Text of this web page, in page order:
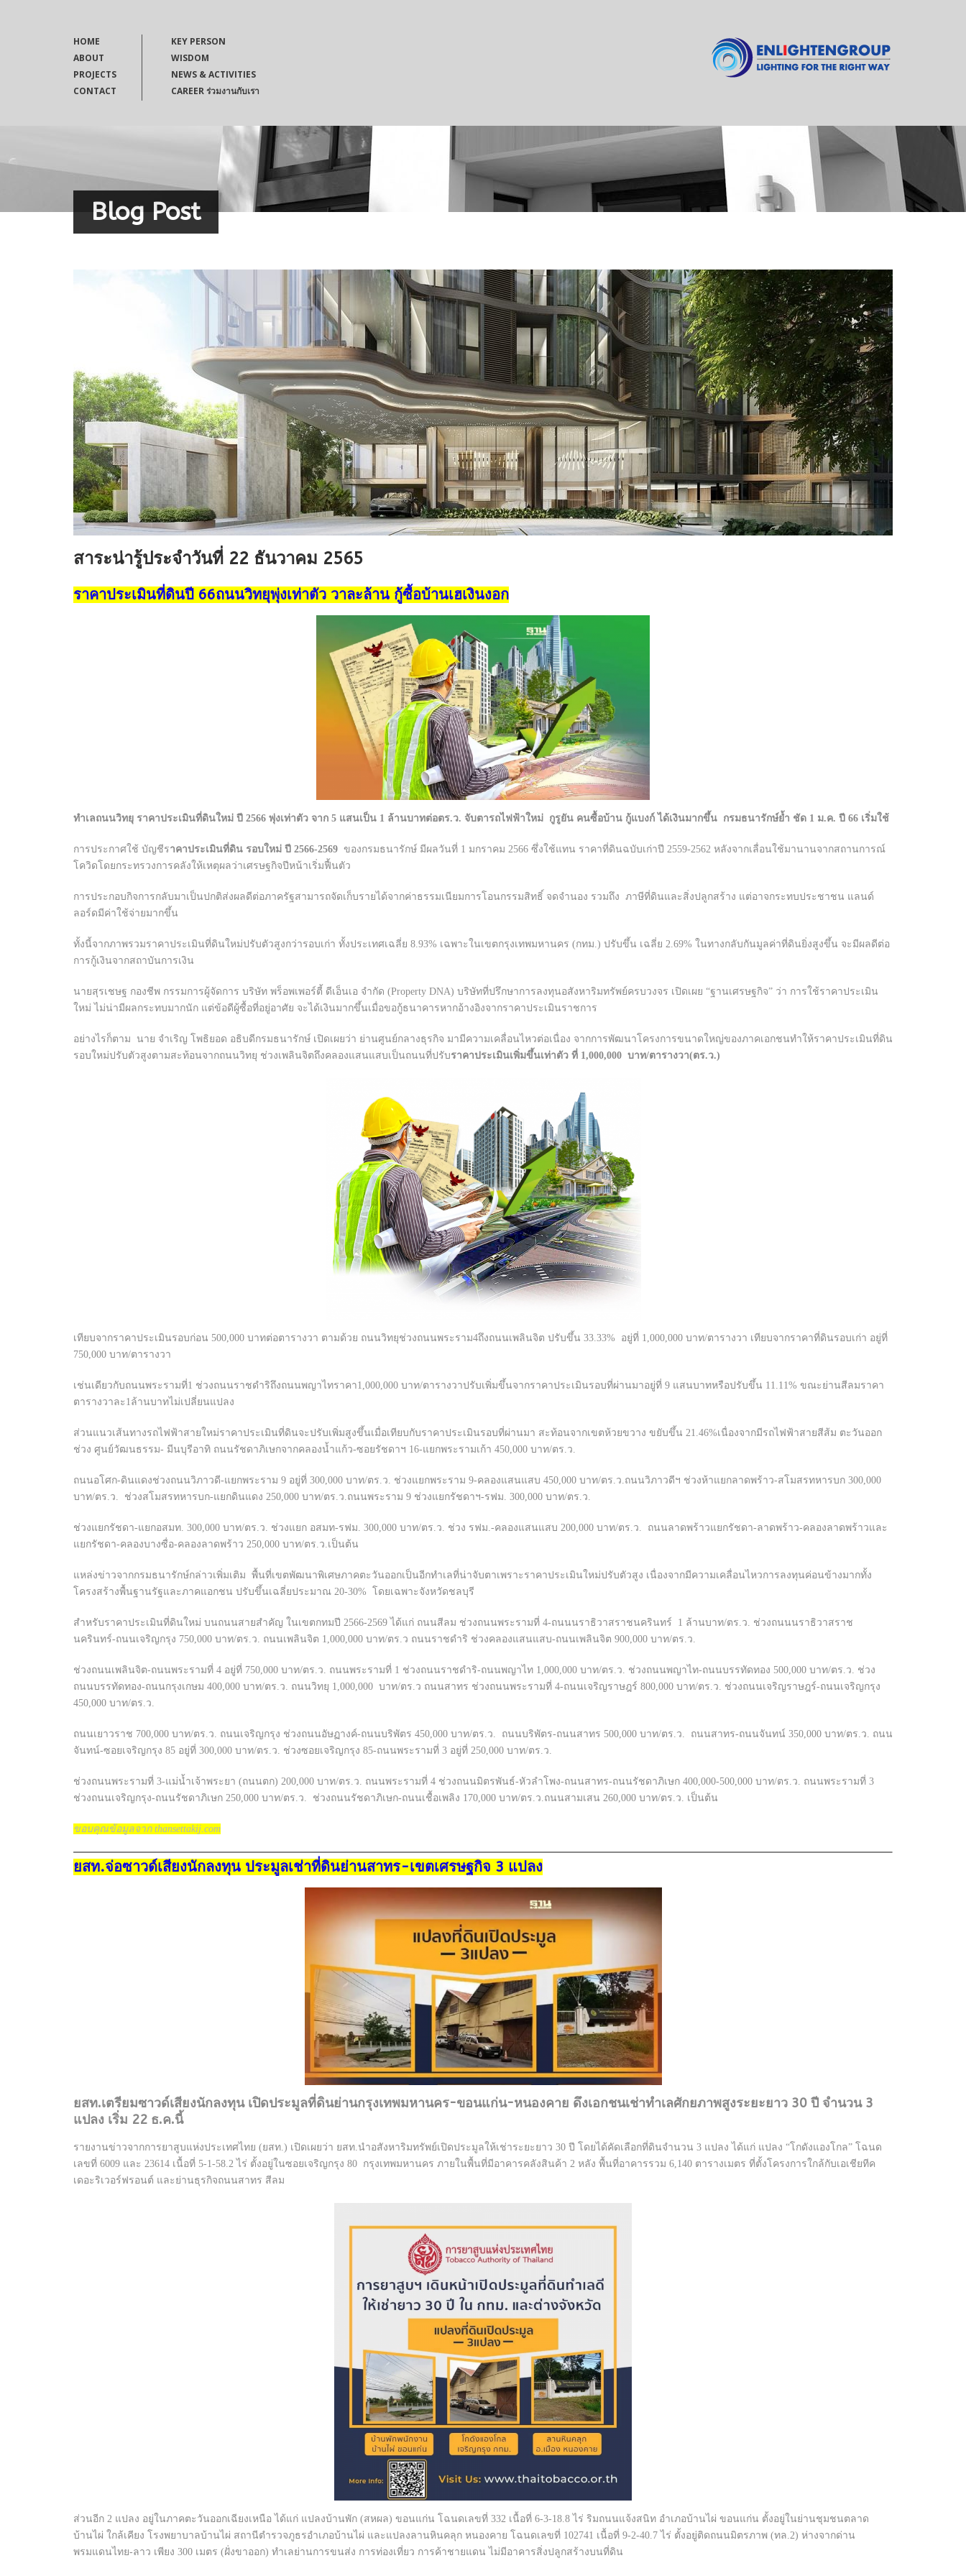
HOME
ABOUT
PROJECTS
CONTACT
KEY PERSON
WISDOM
NEWS & ACTIVITIES
CAREER ร่วมงานกับเรา
Blog Post
สาระน่ารู้ประจำวันที่ 22 ธันวาคม 2565
ราคาประเมินที่ดินปี 66ถนนวิทยุพุ่งเท่าตัว วาละล้าน กู้ซื้อบ้านเฮเงินงอก
ทำเลถนนวิทยุ ราคาประเมินที่ดินใหม่ ปี 2566 พุ่งเท่าตัว จาก 5 แสนเป็น 1 ล้านบาทต่อตร.ว. จับตารถไฟฟ้าใหม่ กูรูยัน คนซื้อบ้าน กู้แบงก์ ได้เงินมากขึ้น กรมธนารักษ์ย้ำ ชัด 1 ม.ค. ปี 66 เริ่มใช้
การประกาศใช้ บัญชีราคาประเมินที่ดิน รอบใหม่ ปี 2566-2569 ของกรมธนารักษ์ มีผลวันที่ 1 มกราคม 2566 ซึ่งใช้แทน ราคาที่ดินฉบับเก่าปี 2559-2562 หลังจากเลื่อนใช้มานานจากสถานการณ์
โควิดโดยกระทรวงการคลังให้เหตุผลว่าเศรษฐกิจปีหน้าเริ่มฟื้นตัว
การประกอบกิจการกลับมาเป็นปกติส่งผลดีต่อภาครัฐสามารถจัดเก็บรายได้จากค่าธรรมเนียมการโอนกรรมสิทธิ์ จดจำนอง รวมถึง ภาษีที่ดินและสิ่งปลูกสร้าง แต่อาจกระทบประชาชน แลนด์
ลอร์ดมีค่าใช้จ่ายมากขึ้น
ทั้งนี้จากภาพรวมราคาประเมินที่ดินใหม่ปรับตัวสูงกว่ารอบเก่า ทั้งประเทศเฉลี่ย 8.93% เฉพาะในเขตกรุงเทพมหานคร (กทม.) ปรับขึ้น เฉลี่ย 2.69% ในทางกลับกันมูลค่าที่ดินยิ่งสูงขึ้น จะมีผลดีต่อ
การกู้เงินจากสถาบันการเงิน
นายสุรเชษฐ กองชีพ กรรมการผู้จัดการ บริษัท พร็อพเพอร์ตี้ ดีเอ็นเอ จำกัด (Property DNA) บริษัทที่ปรึกษาการลงทุนอสังหาริมทรัพย์ครบวงจร เปิดเผย “ฐานเศรษฐกิจ” ว่า การใช้ราคาประเมิน
ใหม่ ไม่น่ามีผลกระทบมากนัก แต่ข้อดีผู้ซื้อที่อยู่อาศัย จะได้เงินมากขึ้นเมื่อขอกู้ธนาคารหากอ้างอิงจากราคาประเมินราชการ
อย่างไรก็ตาม นาย จำเริญ โพธิยอด อธิบดีกรมธนารักษ์ เปิดเผยว่า ย่านศูนย์กลางธุรกิจ มามีความเคลื่อนไหวต่อเนื่อง จากการพัฒนาโครงการขนาดใหญ่ของภาคเอกชนทำให้ราคาประเมินที่ดิน
รอบใหม่ปรับตัวสูงตามสะท้อนจากถนนวิทยุ ช่วงเพลินจิตถึงคลองแสนแสบเป็นถนนที่ปรับราคาประเมินเพิ่มขึ้นเท่าตัว ที่ 1,000,000 บาท/ตารางวา(ตร.ว.)
เทียบจากราคาประเมินรอบก่อน 500,000 บาทต่อตารางวา ตามด้วย ถนนวิทยุช่วงถนนพระราม4ถึงถนนเพลินจิต ปรับขึ้น 33.33% อยู่ที่ 1,000,000 บาท/ตารางวา เทียบจากราคาที่ดินรอบเก่า อยู่ที่
750,000 บาท/ตารางวา
เช่นเดียวกับถนนพระรามที่1 ช่วงถนนราชดำริถึงถนนพญาไทราคา1,000,000 บาท/ตารางวาปรับเพิ่มขึ้นจากราคาประเมินรอบที่ผ่านมาอยู่ที่ 9 แสนบาทหรือปรับขึ้น 11.11% ขณะย่านสีลมราคา
ตารางวาละ1ล้านบาทไม่เปลี่ยนแปลง
ส่วนแนวเส้นทางรถไฟฟ้าสายใหม่ราคาประเมินที่ดินจะปรับเพิ่มสูงขึ้นเมื่อเทียบกับราคาประเมินรอบที่ผ่านมา สะท้อนจากเขตห้วยขวาง ขยับขึ้น 21.46%เนื่องจากมีรถไฟฟ้าสายสีส้ม ตะวันออก
ช่วง ศูนย์วัฒนธรรม- มีนบุรีอาทิ ถนนรัชดาภิเษกจากคลองนํ้าแก้ว-ซอยรัชดาฯ 16-แยกพระรามเก้า 450,000 บาท/ตร.ว.
ถนนอโศก-ดินแดงช่วงถนนวิภาวดี-แยกพระราม 9 อยู่ที่ 300,000 บาท/ตร.ว. ช่วงแยกพระราม 9-คลองแสนแสบ 450,000 บาท/ตร.ว.ถนนวิภาวดีฯ ช่วงห้าแยกลาดพร้าว-สโมสรทหารบก 300,000
บาท/ตร.ว. ช่วงสโมสรทหารบก-แยกดินแดง 250,000 บาท/ตร.ว.ถนนพระราม 9 ช่วงแยกรัชดาฯ-รฟม. 300,000 บาท/ตร.ว.
ช่วงแยกรัชดา-แยกอสมท. 300,000 บาท/ตร.ว. ช่วงแยก อสมท-รฟม. 300,000 บาท/ตร.ว. ช่วง รฟม.-คลองแสนแสบ 200,000 บาท/ตร.ว. ถนนลาดพร้าวแยกรัชดา-ลาดพร้าว-คลองลาดพร้าวและ
แยกรัชดา-คลองบางซื่อ-คลองลาดพร้าว 250,000 บาท/ตร.ว.เป็นต้น
แหล่งข่าวจากกรมธนารักษ์กล่าวเพิ่มเติม พื้นที่เขตพัฒนาพิเศษภาคตะวันออกเป็นอีกทำเลที่น่าจับตาเพราะราคาประเมินใหม่ปรับตัวสูง เนื่องจากมีความเคลื่อนไหวการลงทุนค่อนข้างมากทั้ง
โครงสร้างพื้นฐานรัฐและภาคแอกชน ปรับขึ้นเฉลี่ยประมาณ 20-30% โดยเฉพาะจังหวัดชลบุรี
สำหรับราคาประเมินที่ดินใหม่ บนถนนสายสำคัญ ในเขตกทมปี 2566-2569 ได้แก่ ถนนสีลม ช่วงถนนพระรามที่ 4-ถนนนราธิวาสราชนครินทร์ 1 ล้านบาท/ตร.ว. ช่วงถนนนราธิวาสราช
นครินทร์-ถนนเจริญกรุง 750,000 บาท/ตร.ว. ถนนเพลินจิต 1,000,000 บาท/ตร.ว ถนนราชดำริ ช่วงคลองแสนแสบ-ถนนเพลินจิต 900,000 บาท/ตร.ว.
ช่วงถนนเพลินจิต-ถนนพระรามที่ 4 อยู่ที่ 750,000 บาท/ตร.ว. ถนนพระรามที่ 1 ช่วงถนนราชดำริ-ถนนพญาไท 1,000,000 บาท/ตร.ว. ช่วงถนนพญาไท-ถนนบรรทัดทอง 500,000 บาท/ตร.ว. ช่วง
ถนนบรรทัดทอง-ถนนกรุงเกษม 400,000 บาท/ตร.ว. ถนนวิทยุ 1,000,000 บาท/ตร.ว ถนนสาทร ช่วงถนนพระรามที่ 4-ถนนเจริญราษฎร์ 800,000 บาท/ตร.ว. ช่วงถนนเจริญราษฎร์-ถนนเจริญกรุง
450,000 บาท/ตร.ว.
ถนนเยาวราช 700,000 บาท/ตร.ว. ถนนเจริญกรุง ช่วงถนนอัษฏางค์-ถนนบริพัตร 450,000 บาท/ตร.ว. ถนนบริพัตร-ถนนสาทร 500,000 บาท/ตร.ว. ถนนสาทร-ถนนจันทน์ 350,000 บาท/ตร.ว. ถนน
จันทน์-ซอยเจริญกรุง 85 อยู่ที่ 300,000 บาท/ตร.ว. ช่วงซอยเจริญกรุง 85-ถนนพระรามที่ 3 อยู่ที่ 250,000 บาท/ตร.ว.
ช่วงถนนพระรามที่ 3-แม่นํ้าเจ้าพระยา (ถนนตก) 200,000 บาท/ตร.ว. ถนนพระรามที่ 4 ช่วงถนนมิตรพันธ์-หัวลำโพง-ถนนสาทร-ถนนรัชดาภิเษก 400,000-500,000 บาท/ตร.ว. ถนนพระรามที่ 3
ช่วงถนนเจริญกรุง-ถนนรัชดาภิเษก 250,000 บาท/ตร.ว. ช่วงถนนรัชดาภิเษก-ถนนเชื้อเพลิง 170,000 บาท/ตร.ว.ถนนสามเสน 260,000 บาท/ตร.ว. เป็นต้น
ขอบคุณข้อมูลจาก thansettakij.com
ยสท.จ่อซาวด์เสียงนักลงทุน ประมูลเช่าที่ดินย่านสาทร-เขตเศรษฐกิจ 3 แปลง
ยสท.เตรียมซาวด์เสียงนักลงทุน เปิดประมูลที่ดินย่านกรุงเทพมหานคร-ขอนแก่น-หนองคาย ดึงเอกชนเช่าทำเลศักยภาพสูงระยะยาว 30 ปี จำนวน 3
แปลง เริ่ม 22 ธ.ค.นี้
รายงานข่าวจากการยาสูบแห่งประเทศไทย (ยสท.) เปิดเผยว่า ยสท.นำอสังหาริมทรัพย์เปิดประมูลให้เช่าระยะยาว 30 ปี โดยได้คัดเลือกที่ดินจำนวน 3 แปลง ได้แก่ แปลง “โกดังแองโกล” โฉนด
เลขที่ 6009 และ 23614 เนื้อที่ 5-1-58.2 ไร่ ตั้งอยู่ในซอยเจริญกรุง 80 กรุงเทพมหานคร ภายในพื้นที่มีอาคารคลังสินค้า 2 หลัง พื้นที่อาคารรวม 6,140 ตารางเมตร ที่ตั้งโครงการใกล้กับเอเชียทีค
เดอะริเวอร์ฟรอนต์ และย่านธุรกิจถนนสาทร สีลม
ส่วนอีก 2 แปลง อยู่ในภาคตะวันออกเฉียงเหนือ ได้แก่ แปลงบ้านพัก (สหผล) ขอนแก่น โฉนดเลขที่ 332 เนื้อที่ 6-3-18.8 ไร่ ริมถนนแจ้งสนิท อำเภอบ้านไผ่ ขอนแก่น ตั้งอยู่ในย่านชุมชนตลาด
บ้านไผ่ ใกล้เคียง โรงพยาบาลบ้านไผ่ สถานีตำรวจภูธรอำเภอบ้านไผ่ และแปลงลานหินคลุก หนองคาย โฉนดเลขที่ 102741 เนื้อที่ 9-2-40.7 ไร่ ตั้งอยู่ติดถนนมิตรภาพ (ทล.2) ห่างจากด่าน
พรมแดนไทย-ลาว เพียง 300 เมตร (ฝั่งขาออก) ทำเลย่านการขนส่ง การท่องเที่ยว การค้าชายแดน ไม่มีอาคารสิ่งปลูกสร้างบนที่ดิน